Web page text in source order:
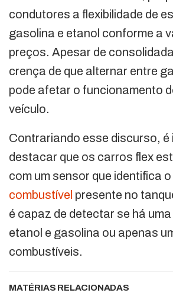
condutores a flexibilidade de
gasolina e etanol conforme a
preços. Apesar de
crença de que alternar entre
pode afetar o funcionamento
veículo.
Contrariando esse discurso, é
destacar que os carros flex
com um sensor que identifica
combustível presente no
é capaz de detectar se há
etanol e gasolina ou apenas
combustíveis.
MATÉRIAS RELACIONADAS